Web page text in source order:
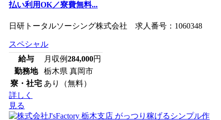
払い利用OK／寮費無料...
日研トータルソーシング株式会社 求人番号：1060348
スペシャル
給与
月収例284,000円
勤務地
栃木県 真岡市
寮・社宅 あり（無料）
詳しく
見る